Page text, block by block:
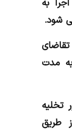
به
شود.
مدت
تخلیه
طریق